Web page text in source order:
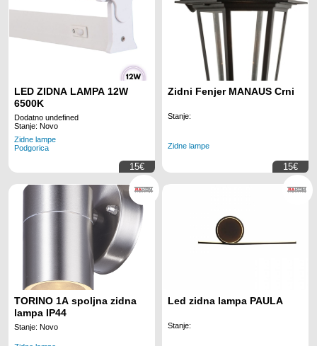
LED ZIDNA LAMPA 12W
6500K
Dodatno undefined
Stanje: Novo
Zidne lampe
Podgorica
15€
Zidni Fenjer MANAUS Crni
Stanje:
Zidne lampe
15€
TORINO 1A spoljna zidna
lampa IP44
Stanje: Novo
Led zidna lampa PAULA
Stanje: